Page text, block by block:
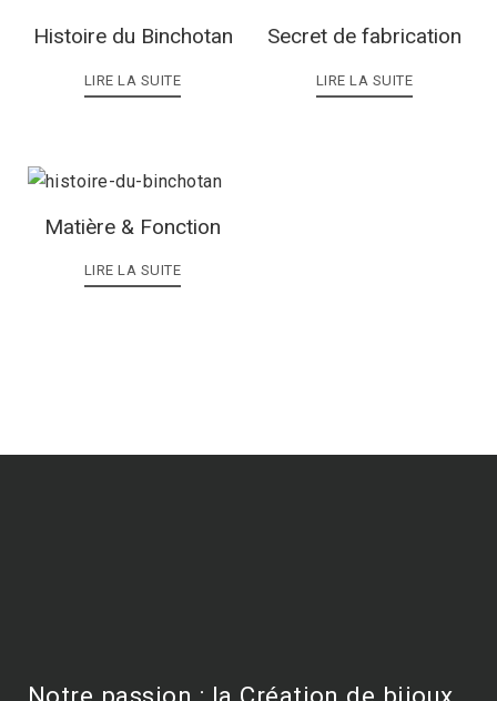
Histoire du Binchotan
LIRE LA SUITE
Secret de fabrication
LIRE LA SUITE
Matière & Fonction
LIRE LA SUITE
Notre passion : la Création de bijoux